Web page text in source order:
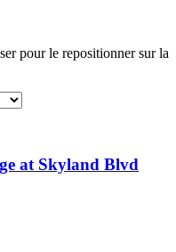
pour le repositionner sur la
at Skyland Blvd